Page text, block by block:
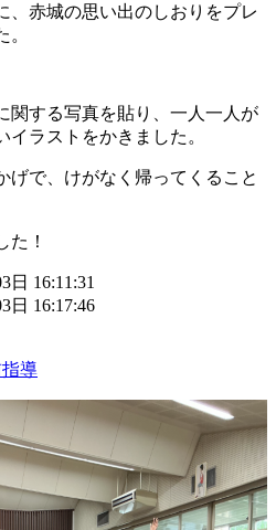
、赤城の思い出のしおりをプレ
関する写真を貼り、一人一人が
イラストをかきました。
げで、けがなく帰ってくること
た！
日 16:11:31
日 16:17:46
導